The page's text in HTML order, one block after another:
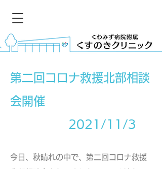
第二回コロナ救援北部相談
会開催
​ 2021/11/3
今日、秋晴れの中で、第二回コロナ救援